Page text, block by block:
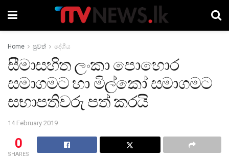
Home පුවත් දේශීය
සීමාසහිත ලංකා පොහොර
සමාගමට හා මිල්කෝ සමාගමට
සභාපතිවරු පත් කරයි
14 February 2019
0
SHARES